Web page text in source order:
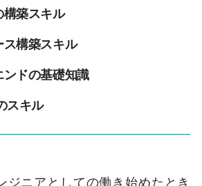
構築スキル
ス構築スキル
ンドの基礎知識
スキル
ジニアとしての働き始めたとき